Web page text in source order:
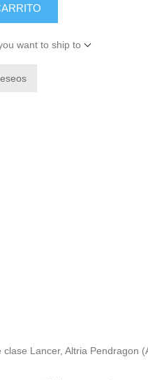
want to ship to
Lancer, Altria Pendragon